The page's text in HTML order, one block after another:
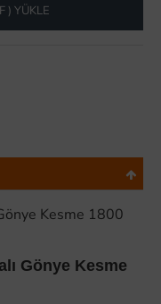
) YÜKLE
Kesme 1800
Gönye Kesme